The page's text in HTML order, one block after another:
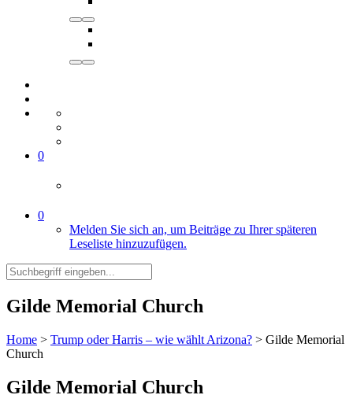
0
0
Melden Sie sich an, um Beiträge zu Ihrer späteren
Leseliste hinzuzufügen.
Gilde Memorial Church
Home > Trump oder Harris – wie wählt Arizona? > Gilde Memorial
Church
Gilde Memorial Church